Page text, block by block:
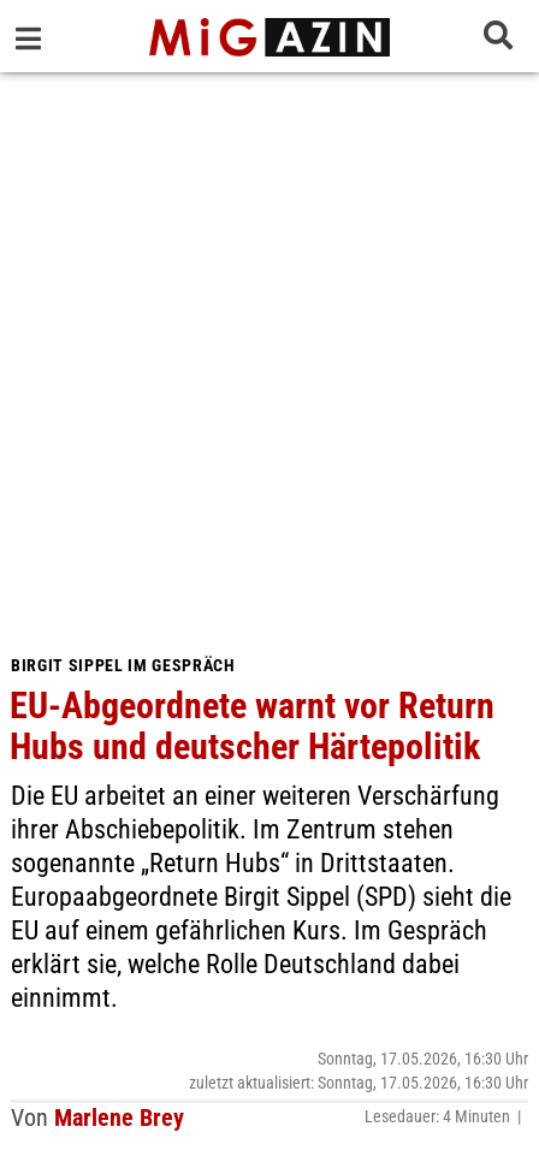
BIRGIT SIPPEL IM GESPRÄCH
EU-Abgeordnete warnt vor Return
Hubs und deutscher Härtepolitik
Die EU arbeitet an einer weiteren Verschärfung
ihrer Abschiebepolitik. Im Zentrum stehen
sogenannte „Return Hubs“ in Drittstaaten.
Europaabgeordnete Birgit Sippel (SPD) sieht die
EU auf einem gefährlichen Kurs. Im Gespräch
erklärt sie, welche Rolle Deutschland dabei
einnimmt.
Von Marlene Brey
Sonntag, 17.05.2026, 16:30 Uhr
zuletzt aktualisiert: Sonntag, 17.05.2026, 16:30 Uhr
Lesedauer: 4 Minuten |